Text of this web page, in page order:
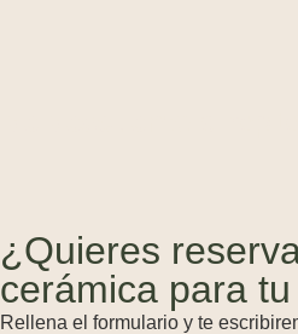
¿Quieres
cerámica para
Rellena el formulario y te